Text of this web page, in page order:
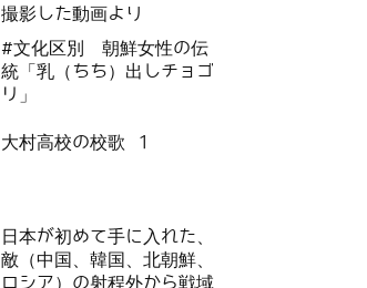
撮影した動画より
#文化区別 朝鮮女性の伝
統「乳（ちち）出しチョゴ
リ」
大村高校の校歌 1
日本が初めて手に入れた、
敵（中国、韓国、北朝鮮、
ロシア）の射程外から戦域